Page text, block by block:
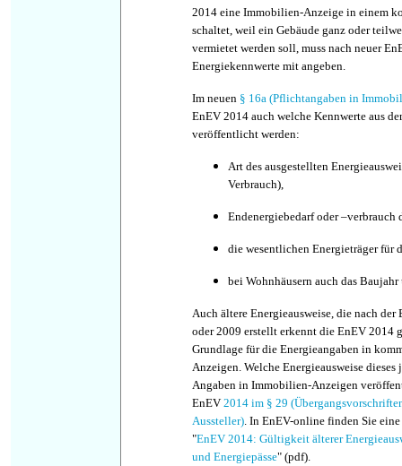
2014 eine Immobilien-Anzeige in einem
schaltet, weil ein Gebäude ganz oder
vermietet werden soll, muss nach neuer
Energiekennwerte mit angeben.
Im neuen § 16a (Pflichtangaben in
EnEV 2014 auch welche Kennwerte aus
veröffentlicht werden:
Art des ausgestellten
Verbrauch),
Endenergiebedarf oder –verbrauch
die wesentlichen Energieträger für
bei Wohnhäusern auch das
Auch ältere Energieausweise, die nach
oder 2009 erstellt erkennt die EnEV 2014
Grundlage für die Energieangaben in
Anzeigen. Welche Energieausweise
Angaben in Immobilien-Anzeigen
EnEV 2014 im § 29
Aussteller) . In EnEV-online finden Sie
"EnEV 2014: Gültigkeit älterer
und Energiepässe" (pdf).